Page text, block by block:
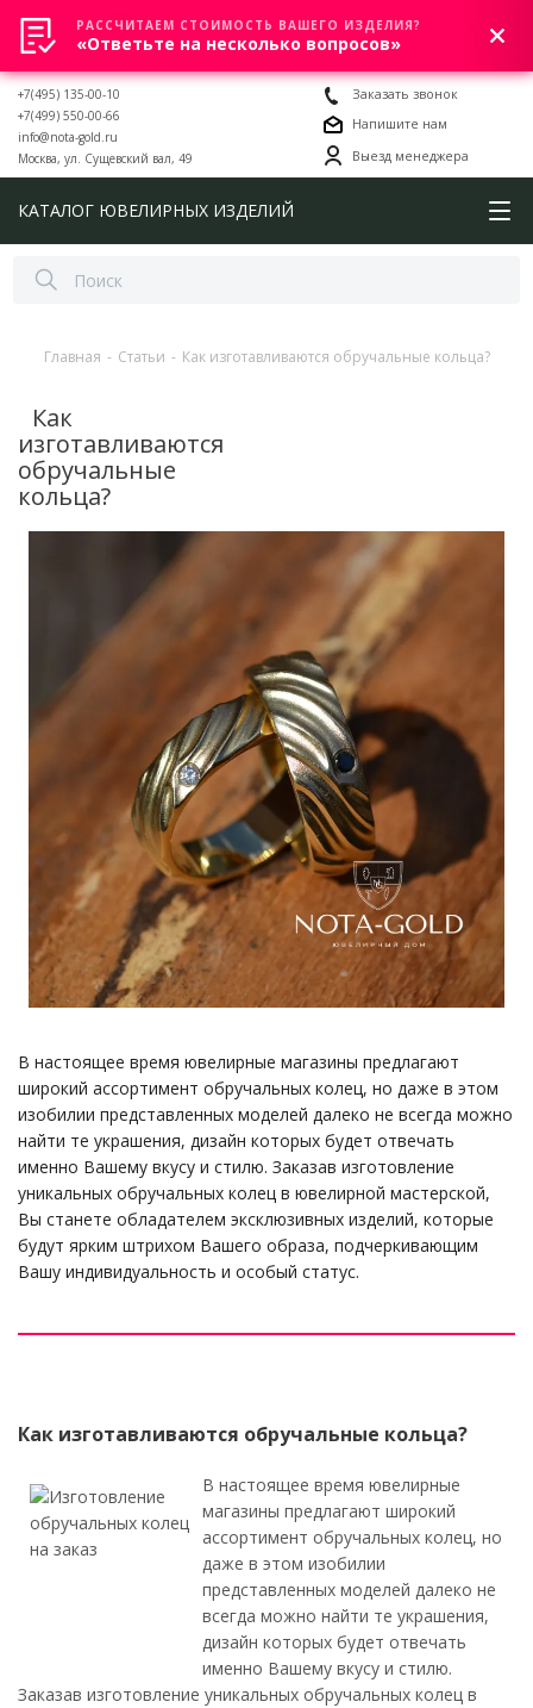
0
+7(495) 135-00-10
+7(499) 550-00-66
info@nota-gold.ru
Москва, ул. Сущевский вал, 49
Заказать звонок
Напишите нам
Выезд менеджера
КАТАЛОГ ЮВЕЛИРНЫХ ИЗДЕЛИЙ
Главная - Статьи - Как изготавливаются обручальные кольца?
Как
изготавливаются
обручальные
кольца?
В настоящее время ювелирные магазины предлагают
широкий ассортимент обручальных колец, но даже в этом
изобилии представленных моделей далеко не всегда можно
найти те украшения, дизайн которых будет отвечать
именно Вашему вкусу и стилю. Заказав изготовление
уникальных обручальных колец в ювелирной мастерской,
Вы станете обладателем эксклюзивных изделий, которые
будут ярким штрихом Вашего образа, подчеркивающим
Вашу индивидуальность и особый статус.
Как изготавливаются обручальные кольца?
В настоящее время ювелирные
магазины предлагают широкий
ассортимент обручальных колец, но
даже в этом изобилии
представленных моделей далеко не
всегда можно найти те украшения,
дизайн которых будет отвечать
именно Вашему вкусу и стилю.
Заказав изготовление уникальных обручальных колец в
РАССЧИТАЕМ СТОИМОСТЬ ВАШЕГО ИЗДЕЛИЯ?
«Ответьте на несколько вопросов»